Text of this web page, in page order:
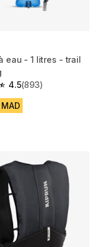
eau - 1 litres - trail
4.5
of 5 stars from 893
(893)